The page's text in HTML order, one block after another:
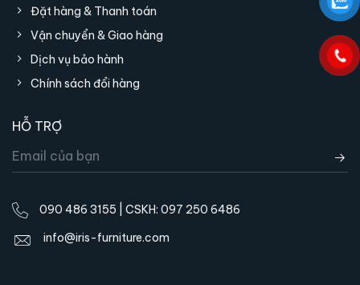
Đặt hàng & Thanh toán
Vận chuyển & Giao hàng
Dịch vụ bảo hành
Chính sách đổi hàng
HỖ TRỢ
090 486 3155 | CSKH: 097 250 6486
info@iris-furniture.com